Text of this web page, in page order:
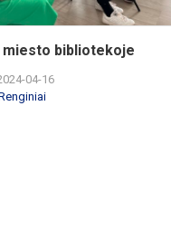
miesto bibliotekoje
04-16